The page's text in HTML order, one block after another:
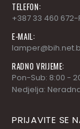
TELEFON:
+387 33 460
E-MAIL:
RADNO VRIJEME:
Pon-Sub: 8:00 -
Nedjelja:
PRIJAVITE SE